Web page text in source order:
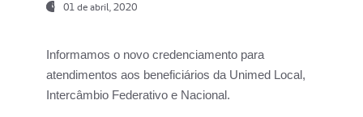
01 de abril, 2020
Informamos o novo credenciamento para
atendimentos aos beneficiários da Unimed Local,
Intercâmbio Federativo e Nacional.